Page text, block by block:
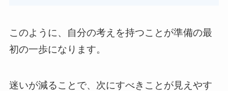
このように、自分の考えを持つことが準備の最
初の一歩になります。
迷いが減ることで、次にすべきことが見えやす